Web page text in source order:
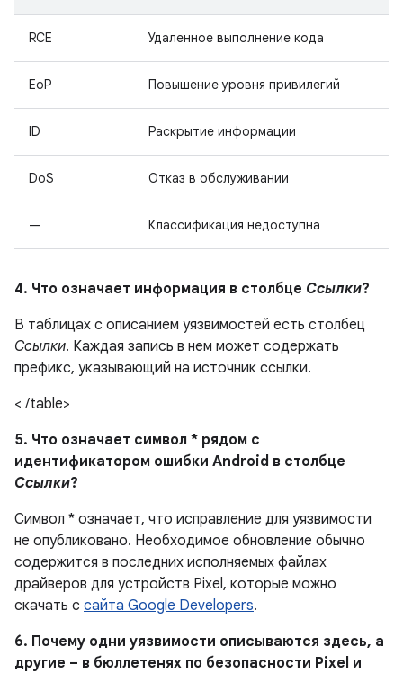
RCE Удаленное выполнение кода
EoP Повышение уровня привилегий
ID Раскрытие информации
DoS Отказ в обслуживании
— Классификация недоступна
4. Что означает информация в столбце Ссылки?
В таблицах с описанием уязвимостей есть столбец
Ссылки. Каждая запись в нем может содержать
префикс, указывающий на источник ссылки.
< /table>
5. Что означает символ * рядом с
идентификатором ошибки Android в столбце
Ссылки?
Символ * означает, что исправление для уязвимости
не опубликовано. Необходимое обновление обычно
содержится в последних исполняемых файлах
драйверов для устройств Pixel, которые можно
скачать с сайта Google Developers.
6. Почему одни уязвимости описываются здесь, а
другие – в бюллетенях по безопасности Pixel и